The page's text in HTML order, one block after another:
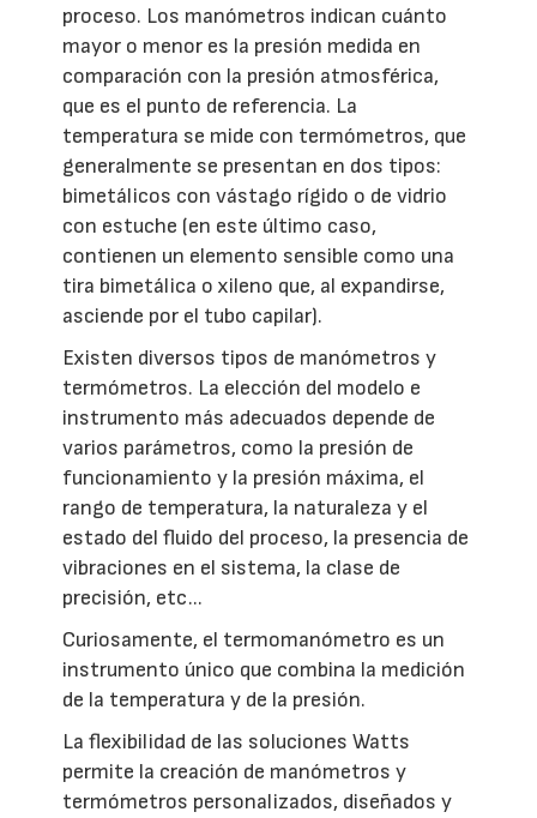
proceso. Los manómetros indican cuánto
mayor o menor es la presión medida en
comparación con la presión atmosférica,
que es el punto de referencia. La
temperatura se mide con termómetros, que
generalmente se presentan en dos tipos:
bimetálicos con vástago rígido o de vidrio
con estuche (en este último caso,
contienen un elemento sensible como una
tira bimetálica o xileno que, al expandirse,
asciende por el tubo capilar).
Existen diversos tipos de manómetros y
termómetros. La elección del modelo e
instrumento más adecuados depende de
varios parámetros, como la presión de
funcionamiento y la presión máxima, el
rango de temperatura, la naturaleza y el
estado del fluido del proceso, la presencia de
vibraciones en el sistema, la clase de
precisión, etc...
Curiosamente, el termomanómetro es un
instrumento único que combina la medición
de la temperatura y de la presión.
La flexibilidad de las soluciones Watts
permite la creación de manómetros y
termómetros personalizados, diseñados y